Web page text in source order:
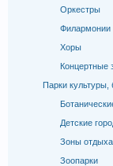
Оркестры
Филармонии
Хоры
Концертные
Парки культуры,
Детские
Зоны
Зоопарки